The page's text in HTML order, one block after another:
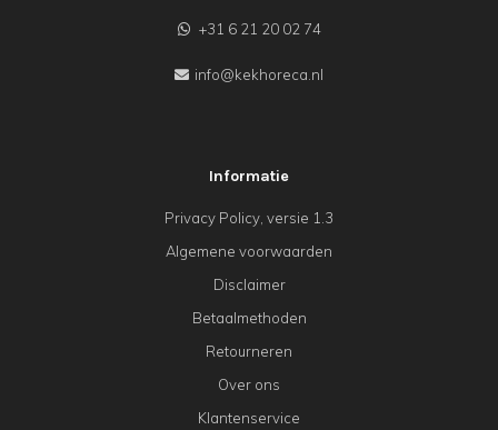
+31 6 21 20 02 74
info@kekhoreca.nl
Informatie
Privacy Policy, versie 1.3
Algemene voorwaarden
Disclaimer
Betaalmethoden
Retourneren
Over ons
Klantenservice